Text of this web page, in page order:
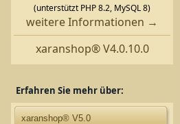
(unterstützt PHP 8.2, MySQL 8)
weitere Informationen →
xaranshop® V4.0.10.0
Erfahren Sie mehr über:
xaranshop® V5.0